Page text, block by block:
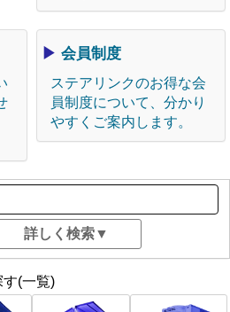
▶ 会員制度
ステアリンクのお得な会
員制度について、分かり
やすくご案内します。
(一覧)